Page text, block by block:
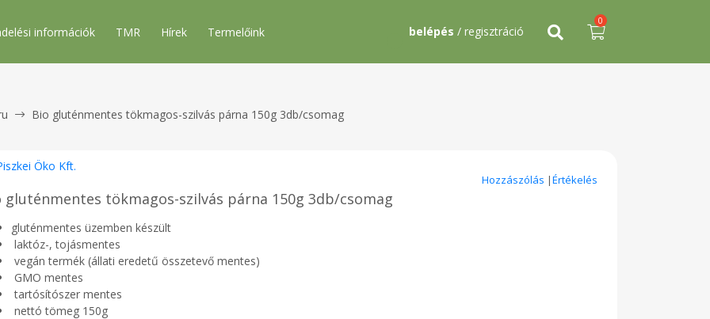
információk TMR Hírek Termelőink belépés / regisztráció
0
Bio gluténmentes tökmagos-szilvás párna 150g 3db/csomag
Öko Kft.
Hozzászólás |Értékelés
gluténmentes tökmagos-szilvás párna 150g 3db/csomag
gluténmentes üzemben készült
laktóz-, tojásmentes
vegán termék (állati eredetű összetevő mentes)
GMO mentes
tartósítószer mentes
nettó tömeg 150g